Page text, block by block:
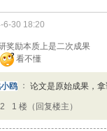
6-30 18:20
奖励本质上是二次成果
看不懂
鸥 ： 论文是原始成果，
1 楼（回复楼主）